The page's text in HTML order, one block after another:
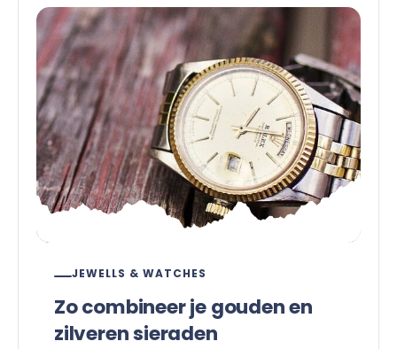
JEWELLS & WATCHES
Zo combineer je gouden en
zilveren sieraden